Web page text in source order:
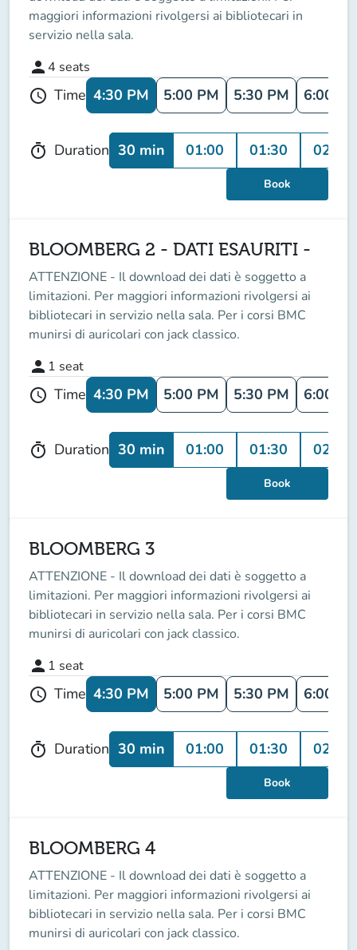
maggiori informazioni rivolgersi ai bibliotecari in
servizio nella sala.
person 4 seats
schedule Time 4:30 PM 5:00 PM 5:30 PM 6:00
timer Duration 30 min 01:00 01:30 02:00
Book
BLOOMBERG 2 - DATI ESAURITI -
ATTENZIONE - Il download dei dati è soggetto a
limitazioni. Per maggiori informazioni rivolgersi ai
bibliotecari in servizio nella sala. Per i corsi BMC
munirsi di auricolari con jack classico.
person 1 seat
schedule Time 4:30 PM 5:00 PM 5:30 PM 6:00
timer Duration 30 min 01:00 01:30 02:00
Book
BLOOMBERG 3
ATTENZIONE - Il download dei dati è soggetto a
limitazioni. Per maggiori informazioni rivolgersi ai
bibliotecari in servizio nella sala. Per i corsi BMC
munirsi di auricolari con jack classico.
person 1 seat
schedule Time 4:30 PM 5:00 PM 5:30 PM 6:00
timer Duration 30 min 01:00 01:30 02:00
Book
BLOOMBERG 4
ATTENZIONE - Il download dei dati è soggetto a
limitazioni. Per maggiori informazioni rivolgersi ai
bibliotecari in servizio nella sala. Per i corsi BMC
munirsi di auricolari con jack classico.